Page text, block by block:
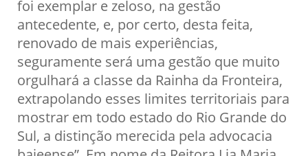
foi exemplar e zeloso, na gestão
antecedente, e, por certo, desta feita,
renovado de mais experiências,
seguramente será uma gestão que muito
orgulhará a classe da Rainha da Fronteira,
extrapolando esses limites territoriais para
mostrar em todo estado do Rio Grande do
Sul, a distinção merecida pela advocacia